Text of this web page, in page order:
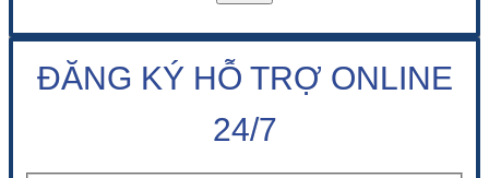
ĐĂNG KÝ HỖ TRỢ ONLINE
24/7